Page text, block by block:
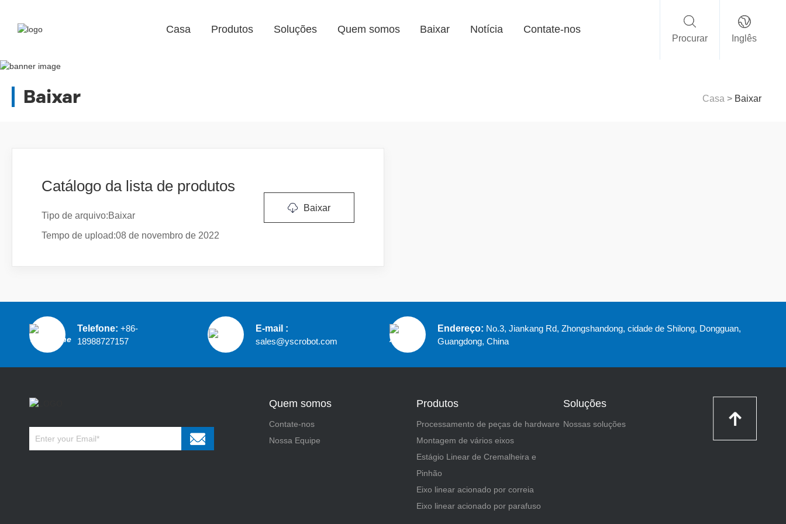
Casa Produtos Soluções Quem somos Baixar Notícia Contate-nos
Procurar Inglês
Baixar Casa > Baixar
Catálogo da lista de produtos
Tipo de arquivo:Baixar
Tempo de upload:08 de novembro de 2022
Baixar
Telefone: +86-
18988727157
E-mail :
sales@yscrobot.com
Endereço: No.3, Jiankang Rd, Zhongshandong, cidade de Shilong, Dongguan,
Guangdong, China
Quem somos
Contate-nos
Nossa Equipe
Produtos
Processamento de peças de hardware
Montagem de vários eixos
Estágio Linear de Cremalheira e
Pinhão
Eixo linear acionado por correia
Eixo linear acionado por parafuso
Soluções
Nossas soluções